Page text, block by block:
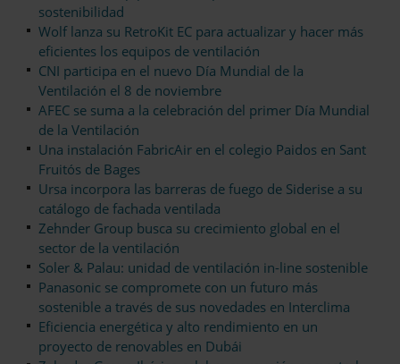
sostenibilidad
Wolf lanza su RetroKit EC para actualizar y hacer más
eficientes los equipos de ventilación
CNI participa en el nuevo Día Mundial de la
Ventilación el 8 de noviembre
AFEC se suma a la celebración del primer Día Mundial
de la Ventilación
Una instalación FabricAir en el colegio Paidos en Sant
Fruitós de Bages
Ursa incorpora las barreras de fuego de Siderise a su
catálogo de fachada ventilada
Zehnder Group busca su crecimiento global en el
sector de la ventilación
Soler & Palau: unidad de ventilación in-line sostenible
Panasonic se compromete con un futuro más
sostenible a través de sus novedades en Interclima
Eficiencia energética y alto rendimiento en un
proyecto de renovables en Dubái